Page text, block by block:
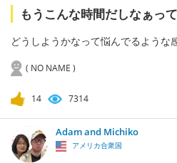
もうこんな時間だしなぁっ
どうしようかなって悩んでるような
( NO NAME )
14 7314
Adam and Michiko
アメリカ合衆国